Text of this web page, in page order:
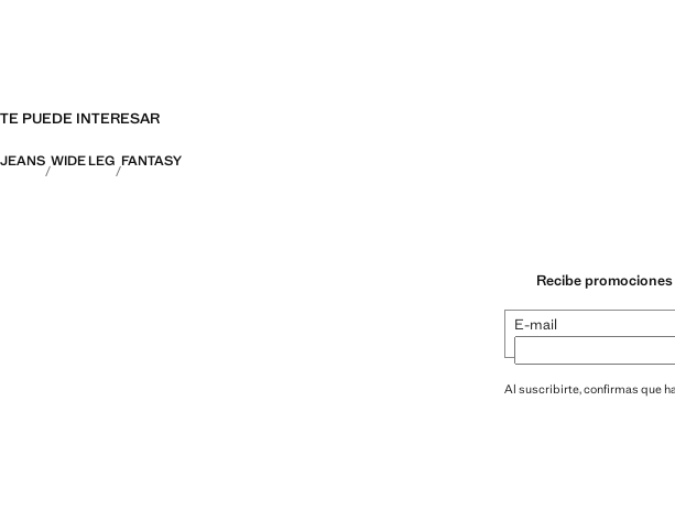
TE PUEDE INTERESAR
JEANS WIDE LEG FANTASY
Recibe
E-mail
Al suscribirte, confirmas que